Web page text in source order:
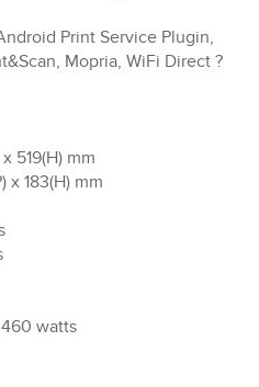
Print Service Plugin,
Mopria, WiFi Direct ?
519(H) mm
x 183(H) mm
watts